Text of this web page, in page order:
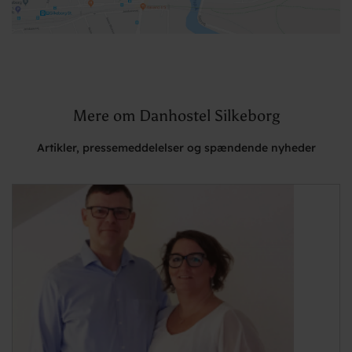
Mere om Danhostel Silkeborg
Artikler, pressemeddelelser og spændende nyheder